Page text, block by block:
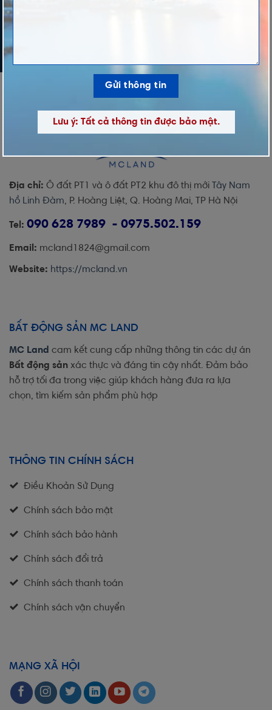
Địa chỉ: Ô đất PT1 và ô đất PT2 khu đô thị mới
Tây Nam
hồ Linh Đàm, P. Hoàng Liệt, Q. Hoàng Mai, TP Hà Nội
Tel: 090 628 7989 - 0975.502.159
Email: mcland1824@gmail.com
Website: https://mcland.vn
BẤT ĐỘNG SẢN MC LAND
MC Land cam kết cung cấp những thông tin các dự án
Bất động sản xác thực và đáng tin cậy nhất. Đảm bảo
hỗ trợ tối đa trong việc giúp khách hàng đưa ra lựa
chọn, tìm kiếm sản phẩm phù hợp
THÔNG TIN CHÍNH SÁCH
Điều Khoản Sử Dụng
Chính sách bảo mật
Chính sách bảo hành
Chính sách đổi trả
Chính sách thanh toán
Chính sách vận chuyển
MẠNG XÃ HỘI
Lưu ý: Tất cả thông tin được bảo mật.